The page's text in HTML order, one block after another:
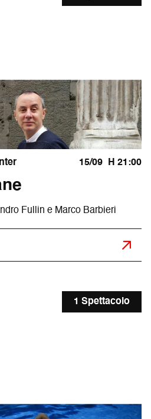
15/09 H 21:00
Fullin e Marco Barbieri
1 Spettacolo